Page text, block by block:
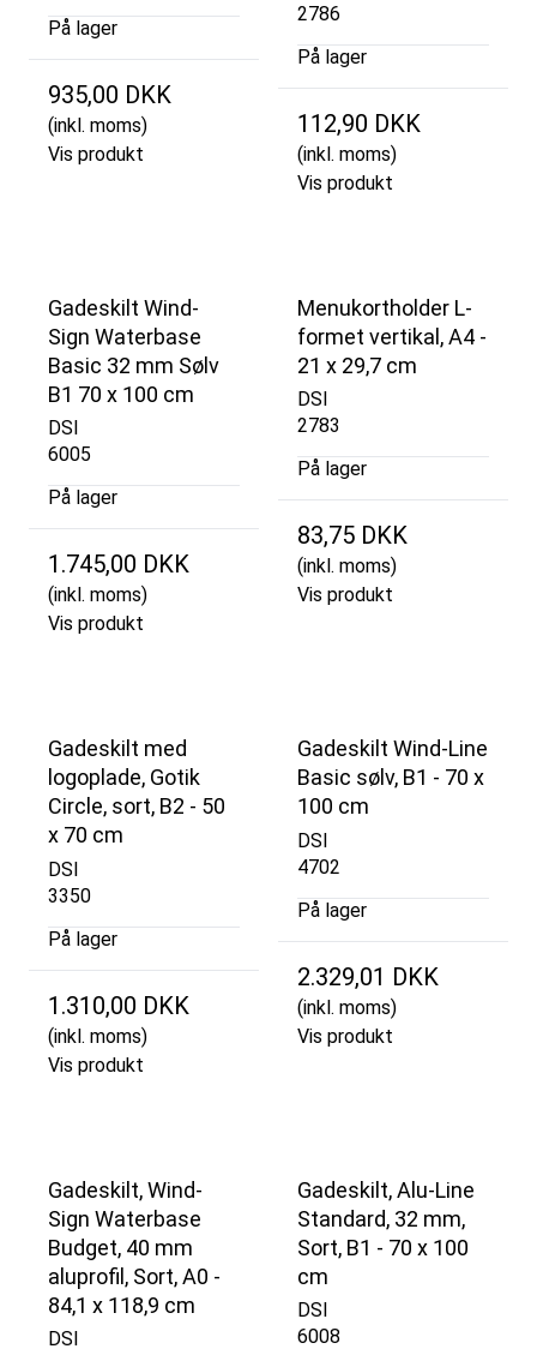
På lager
935,00 DKK
(inkl. moms)
Vis produkt
2786
På lager
112,90 DKK
(inkl. moms)
Vis produkt
Gadeskilt Wind-
Sign Waterbase
Basic 32 mm Sølv
B1 70 x 100 cm
DSI
6005
På lager
1.745,00 DKK
(inkl. moms)
Vis produkt
Menukortholder L-
formet vertikal, A4 -
21 x 29,7 cm
DSI
2783
På lager
83,75 DKK
(inkl. moms)
Vis produkt
Gadeskilt med
logoplade, Gotik
Circle, sort, B2 - 50
x 70 cm
DSI
3350
På lager
1.310,00 DKK
(inkl. moms)
Vis produkt
Gadeskilt Wind-Line
Basic sølv, B1 - 70 x
100 cm
DSI
4702
På lager
2.329,01 DKK
(inkl. moms)
Vis produkt
Gadeskilt, Wind-
Sign Waterbase
Budget, 40 mm
aluprofil, Sort, A0 -
84,1 x 118,9 cm
DSI
Gadeskilt, Alu-Line
Standard, 32 mm,
Sort, B1 - 70 x 100
cm
DSI
6008